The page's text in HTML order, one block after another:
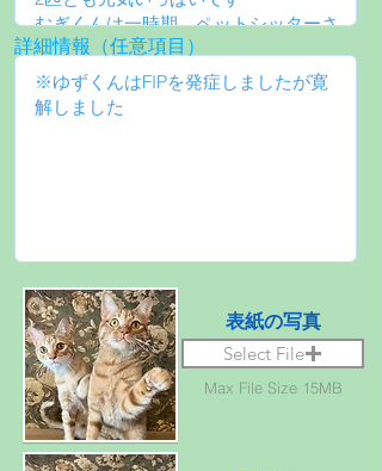
詳細情報（任意項目）
表紙の写真
Select File
Max File Size 15MB